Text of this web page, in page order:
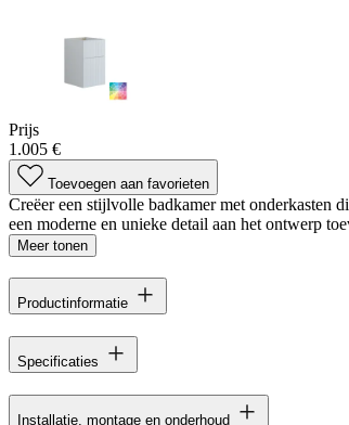
Prijs
1.005 €
Toevoegen aan favorieten
Creëer een stijlvolle badkamer met onderkasten
een moderne en unieke detail aan het ontwerp
Meer tonen
Productinformatie
Specificaties
Installatie, montage en onderhoud